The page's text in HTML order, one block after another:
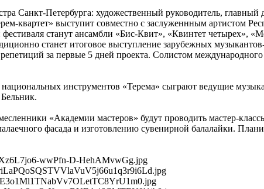
Санкт-Петербурга: художественный руководитель,
квартет» выступит совместно с заслуженнным артистом
станут ансамбли «Бис-Квит», «Квинтет четырех»,
станет итоговое выступление зарубежных
за первые 5 дней проекта. Солистом
инструментов «Терема» сыграют ведущие
«Академии мастеров» будут проводить мастер-
фасада и изготовлению сувенирной балалайки.